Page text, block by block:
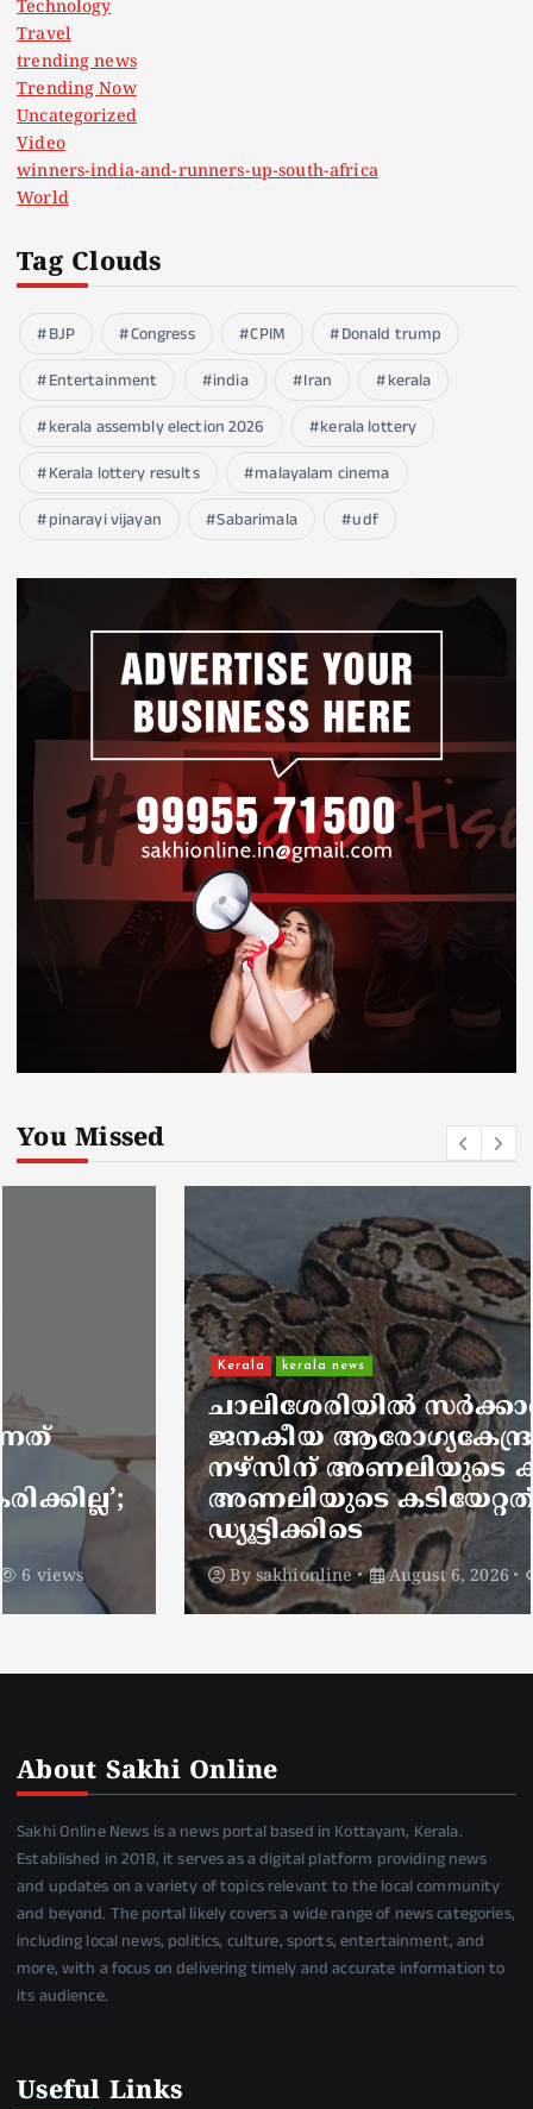
Technology
Travel
trending news
Trending Now
Uncategorized
Video
winners-india-and-runners-up-south-africa
World
Tag Clouds
BJP Congress CPIM
Donald trump
Entertainment
india Iran
kerala
kerala assembly election 2026
kerala lottery
Kerala lottery results
malayalam cinema
pinarayi vijayan
Sabarimala udf
You Missed
kerala news
ചാലിശേരിയില്‍ സര്‍ക്കാര്‍
ജനകീയ ആരോഗ്യകേന്ദ്രത്തില്‍
നഴ്സിന് അണലിയുടെ കടിയേറ്റു;
അണലിയുടെ കടിയേറ്റത്
ഡ്യൂട്ടിക്കിടെ
By August 6, 2026 5 views
About Sakhi Online
Sakhi Online News is a news portal based in Kottayam, Kerala.
Established in 2018, it serves as a digital platform providing news
and updates on a variety of topics relevant to the local community
and beyond. The portal likely covers a wide range of news categories,
including local news, politics, culture, sports, entertainment, and
more, with a focus on delivering timely and accurate information to
its audience.
Useful Links